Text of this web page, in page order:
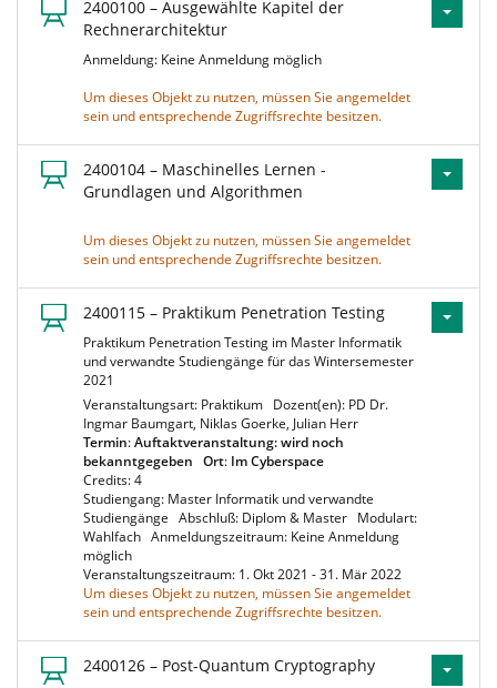
2400100 – Ausgewählte Kapitel der
Rechnerarchitektur
Anmeldung: Keine Anmeldung möglich
Um dieses Objekt zu nutzen, müssen Sie angemeldet
sein und entsprechende Zugriffsrechte besitzen.
2400104 – Maschinelles Lernen -
Grundlagen und Algorithmen
Um dieses Objekt zu nutzen, müssen Sie angemeldet
sein und entsprechende Zugriffsrechte besitzen.
2400115 – Praktikum Penetration Testing
Praktikum Penetration Testing im Master Informatik
und verwandte Studiengänge für das Wintersemester
2021
Veranstaltungsart: Praktikum Dozent(en): PD Dr.
Ingmar Baumgart, Niklas Goerke, Julian Herr
Termin:Auftaktveranstaltung: wird noch
bekanntgegeben Ort: Im Cyberspace
Credits: 4
Studiengang: Master Informatik und verwandte
Studiengänge Abschluß: Diplom & Master Modulart:
Wahlfach Anmeldungszeitraum: Keine Anmeldung
möglich
Veranstaltungszeitraum: 1. Okt 2021 - 31. Mär 2022
Um dieses Objekt zu nutzen, müssen Sie angemeldet
sein und entsprechende Zugriffsrechte besitzen.
2400126 – Post-Quantum Cryptography